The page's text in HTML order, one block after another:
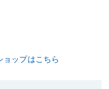
ョップはこちら